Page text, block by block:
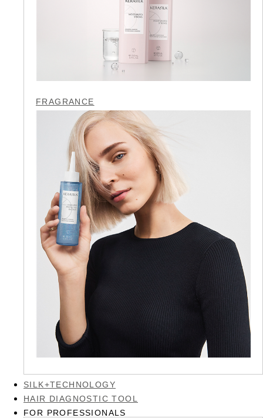
FRAGRANCE
SILK+TECHNOLOGY
HAIR DIAGNOSTIC TOOL
FOR PROFESSIONALS